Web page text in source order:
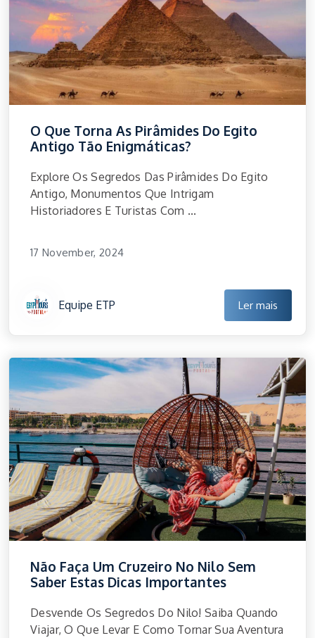
O Que Torna As Pirâmides Do Egito
Antigo Tão Enigmáticas?
Explore Os Segredos Das Pirâmides Do Egito
Antigo, Monumentos Que Intrigam
Historiadores E Turistas Com ...
17 November, 2024
Equipe ETP Ler mais
Não Faça Um Cruzeiro No Nilo Sem
Saber Estas Dicas Importantes
Desvende Os Segredos Do Nilo! Saiba Quando
Viajar, O Que Levar E Como Tornar Sua Aventura